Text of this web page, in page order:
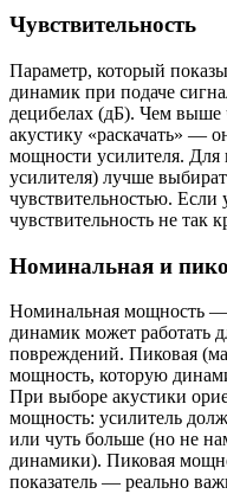
Чувствительность
Параметр, который
динамик при подаче
децибелах (дБ). Чем выше
акустику «раскачать» —
мощности усилителя.
усилителя) лучше
чувствительностью.
чувствительность не так
Номинальная и
Номинальная мощность —
динамик может работать
повреждений. Пиковая
мощность, которую
При выборе акустики
мощность: усилитель
или чуть больше (но не
динамики). Пиковая
показатель — реально